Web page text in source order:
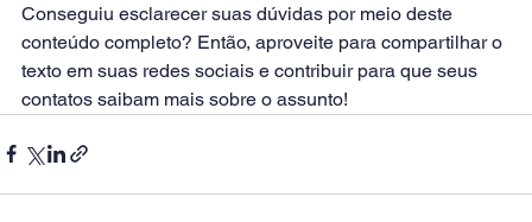
Conseguiu esclarecer suas dúvidas por meio deste
conteúdo completo? Então, aproveite para compartilhar o
texto em suas redes sociais e contribuir para que seus
contatos saibam mais sobre o assunto!